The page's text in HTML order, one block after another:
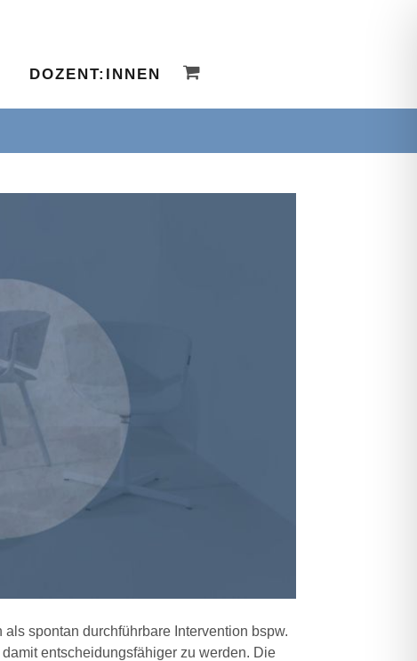
DOZENT:INNEN
spontan durchführbare Intervention bspw.
entscheidungsfähiger zu werden. Die